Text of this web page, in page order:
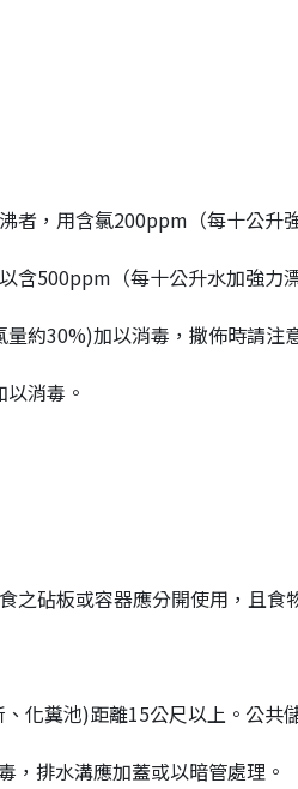
者，用含氯200ppm（每十公升
含500ppm（每十公升水加強力
約30%)加以消毒，撒佈時請注
消毒。
之砧板或容器應分開使用，且食
化糞池)距離15公尺以上。公共
，排水溝應加蓋或以暗管處理。